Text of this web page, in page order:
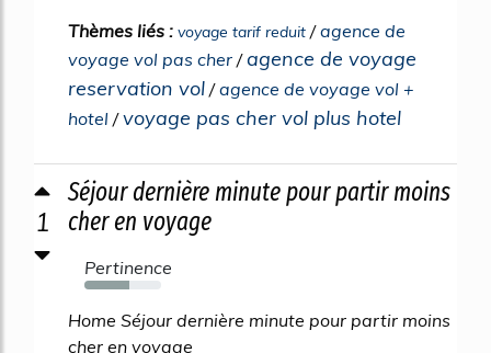
Thèmes liés : voyage tarif reduit /agence de
voyage vol pas cher /agence de voyage
reservation vol /agence de voyage vol +
hotel /voyage pas cher vol plus hotel
1
Séjour dernière minute pour partir moins
cher en voyage
Pertinence
58%
Home Séjour dernière minute pour partir moins
cher en voyage